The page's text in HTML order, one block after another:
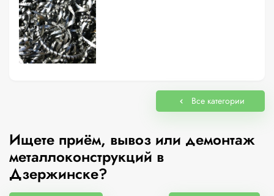
Все категории
Ищете приём, вывоз или демонтаж
металлоконструкций в
Дзержинске?